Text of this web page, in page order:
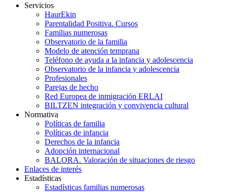
Servicios
HaurEkin
Parentalidad Positiva. Cursos
Familias numerosas
Observatorio de la familia
Modelo de atención temprana
Teléfono de ayuda a la infancia y adolescencia
Observatorio de la infancia y adolescencia
Profesionales
Parejas de hecho
Red Europea de inmigración ERLAI
BILTZEN integración y convivencia cultural
Normativa
Políticas de familia
Políticas de infancia
Derechos de la infancia
Adopción internacional
BALORA. Valoración de situaciones de riesgo
Enlaces de interés
Estadísticas
Estadísticas familias numerosas